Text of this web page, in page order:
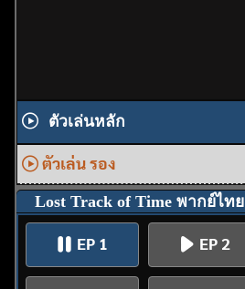
ตัวเล่นหลัก
ตัวเล่น รอง
Lost Track of Time พากย์ไทย
EP 1 EP 2